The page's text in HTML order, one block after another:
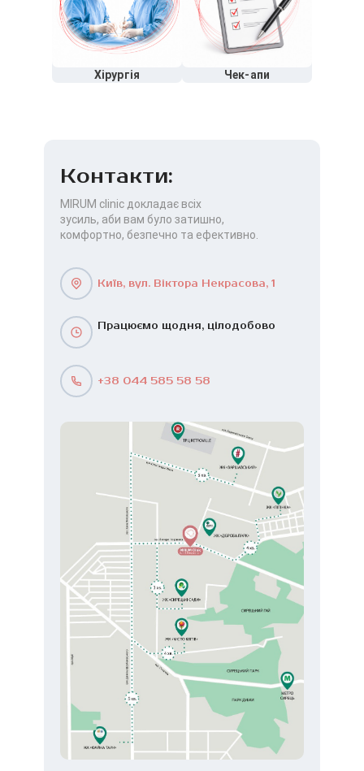
Хірургія Чек-апи
Контакти:
MIRUM clinic докладає всіх
зусиль, аби вам було затишно,
комфортно, безпечно та ефективно.
Київ, вул. Віктора Некрасова, 1
Працюємо щодня, цілодобово
+38 044 585 58 58